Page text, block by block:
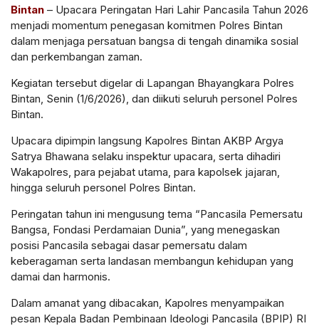
Bintan – Upacara Peringatan Hari Lahir Pancasila Tahun 2026
menjadi momentum penegasan komitmen Polres Bintan
dalam menjaga persatuan bangsa di tengah dinamika sosial
dan perkembangan zaman.
Kegiatan tersebut digelar di Lapangan Bhayangkara Polres
Bintan, Senin (1/6/2026), dan diikuti seluruh personel Polres
Bintan.
Upacara dipimpin langsung Kapolres Bintan AKBP Argya
Satrya Bhawana selaku inspektur upacara, serta dihadiri
Wakapolres, para pejabat utama, para kapolsek jajaran,
hingga seluruh personel Polres Bintan.
Peringatan tahun ini mengusung tema “Pancasila Pemersatu
Bangsa, Fondasi Perdamaian Dunia”, yang menegaskan
posisi Pancasila sebagai dasar pemersatu dalam
keberagaman serta landasan membangun kehidupan yang
damai dan harmonis.
Dalam amanat yang dibacakan, Kapolres menyampaikan
pesan Kepala Badan Pembinaan Ideologi Pancasila (BPIP) RI